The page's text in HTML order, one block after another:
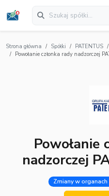
Strona główna Spółki PATENTUS
Powołanie członka rady nadzorczej
Powołanie
nadzorczej
Zmiany w organach